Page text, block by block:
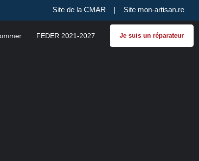
Site de la CMAR | Site mon-artisan.re
FEDER 2021-2027 Je suis un réparateur